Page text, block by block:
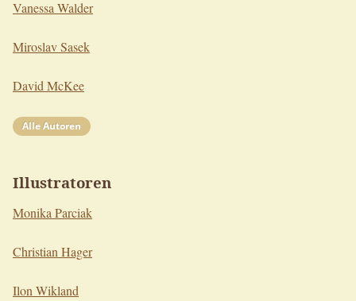
Vanessa Walder
Miroslav Sasek
David McKee
Alle Autoren
Illustratoren
Monika Parciak
Christian Hager
Ilon Wikland